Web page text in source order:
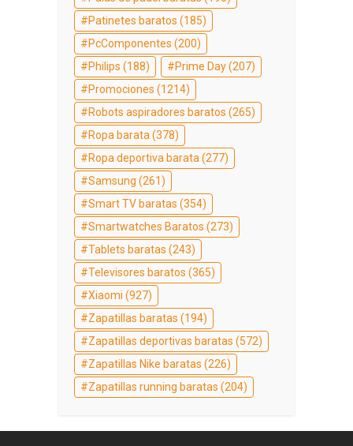
Patinetes baratos (185)
PcComponentes (200)
Philips (188) Prime Day(207)
Promociones (1214)
Robots aspiradores baratos (265)
Ropa barata (378)
Ropa deportiva barata (277)
Samsung (261)
Smart TV baratas (354)
Smartwatches Baratos (273)
Tablets baratas (243)
Televisores baratos (365)
Xiaomi (927)
Zapatillas baratas (194)
Zapatillas deportivas baratas (572)
Zapatillas Nike baratas (226)
Zapatillas running baratas (204)